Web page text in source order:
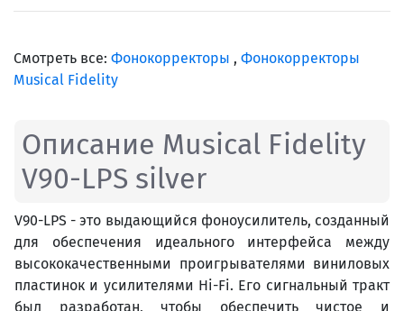
Смотреть все: Фонокорректоры , Фонокорректоры
Musical Fidelity
Описание Musical Fidelity
V90-LPS silver
V90-LPS - это выдающийся фоноусилитель, созданный
для обеспечения идеального интерфейса между
высококачественными проигрывателями виниловых
пластинок и усилителями Hi-Fi. Его сигнальный тракт
был разработан, чтобы обеспечить чистое и